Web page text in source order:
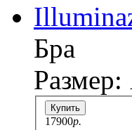
Бра
Размер:
Купить
17900p.